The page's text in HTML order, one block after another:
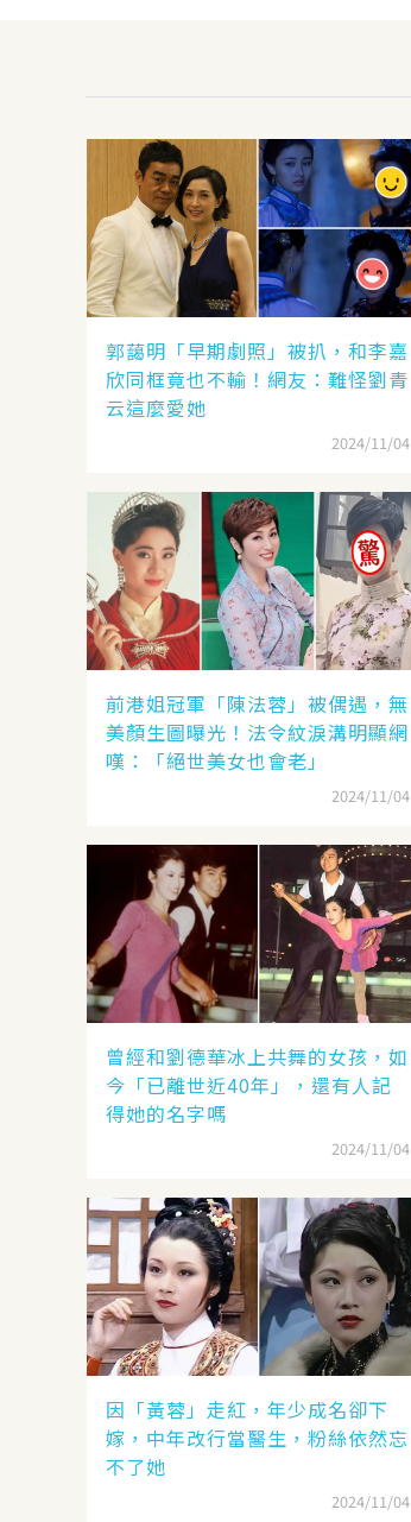
郭藹明「早期劇照」被扒，和李嘉
欣同框竟也不輸！網友：難怪劉青
云這麼愛她
2024/11/04
前港姐冠軍「陳法蓉」被偶遇，無
美顏生圖曝光！法令紋淚溝明顯網
嘆：「絕世美女也會老」
2024/11/04
曾經和劉德華冰上共舞的女孩，如
今「已離世近40年」，還有人記
得她的名字嗎
2024/11/04
因「黃蓉」走紅，年少成名卻下
嫁，中年改行當醫生，粉絲依然忘
不了她
2024/11/04